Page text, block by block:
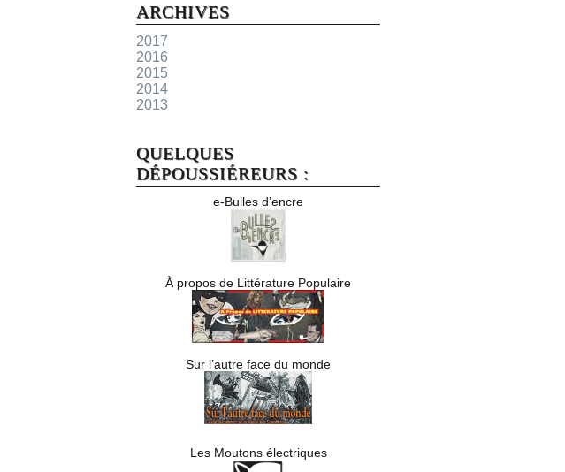
ARCHIVES
2017
2016
2015
2014
2013
QUELQUES
DÉPOUSSIÉREURS :
e-Bulles d’encre
À propos de Littérature Populaire
Sur l’autre face du monde
Les Moutons électriques